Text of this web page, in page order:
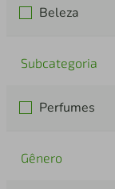
Beleza
Subcategoria
Perfumes
Gênero